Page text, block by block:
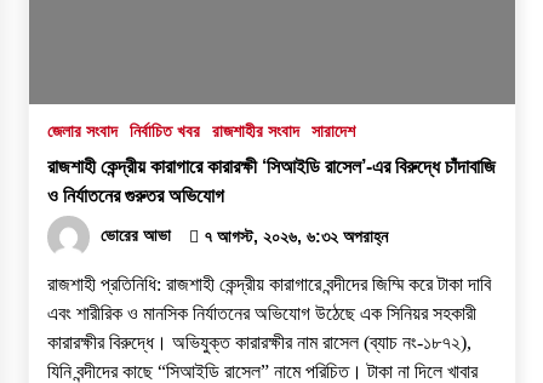
জেলার সংবাদ নির্বাচিত খবর রাজশাহীর সংবাদ সারাদেশ
রাজশাহী কেন্দ্রীয় কারাগারে কারারক্ষী ‘সিআইডি রাসেল’-এর বিরুদ্ধে চাঁদাবাজি
ও নির্যাতনের গুরুতর অভিযোগ
ভোরের আভা ৭ আগস্ট, ২০২৬, ৬:৩২ অপরাহ্ন
রাজশাহী প্রতিনিধি: রাজশাহী কেন্দ্রীয় কারাগারে বন্দীদের জিম্মি করে টাকা দাবি
এবং শারীরিক ও মানসিক নির্যাতনের অভিযোগ উঠেছে এক সিনিয়র সহকারী
কারারক্ষীর বিরুদ্ধে। অভিযুক্ত কারারক্ষীর নাম রাসেল (ব্যাচ নং-১৮৭২),
যিনি বন্দীদের কাছে “সিআইডি রাসেল” নামে পরিচিত। টাকা না দিলে খাবার